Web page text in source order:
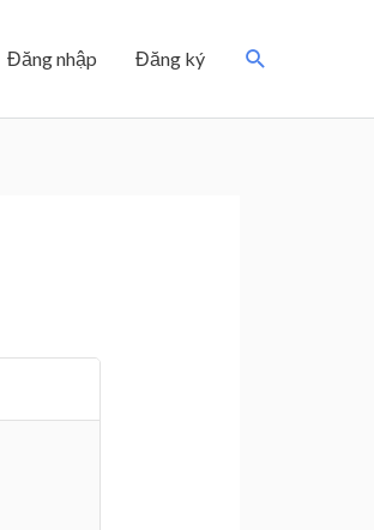
Đăng nhập Đăng ký Search